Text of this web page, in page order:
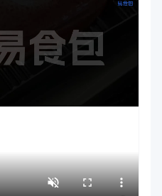
袋
拉伸膜